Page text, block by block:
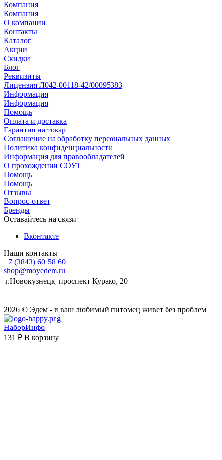
Компания
Компания
О компании
Контакты
Каталог
Акции
Скидки
Блог
Реквизиты
Лицензия Л042-00118-42/00095383
Информация
Информация
Помощь
Оплата и доставка
Гарантия на товар
Соглашение на обработку персональных данных
Политика конфиденциальности
Информация для правообладателей
О прохождении СОУТ
Помощь
Помощь
Отзывы
Вопрос-ответ
Бренды
Оставайтесь на связи
Вконтакте
Наши контакты
+7 (3843) 60-58-60
shop@moyedem.ru
г.Новокузнецк, проспект Курако, 20
2026 © Эдем - и ваш любимый питомец живет без проблем
НаборИнфо
131 ₽ В корзину